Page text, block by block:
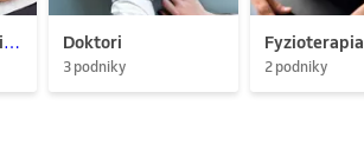
Alternatívna medicína Doktori
3 podniky
Fyzioterapia
2 podniky